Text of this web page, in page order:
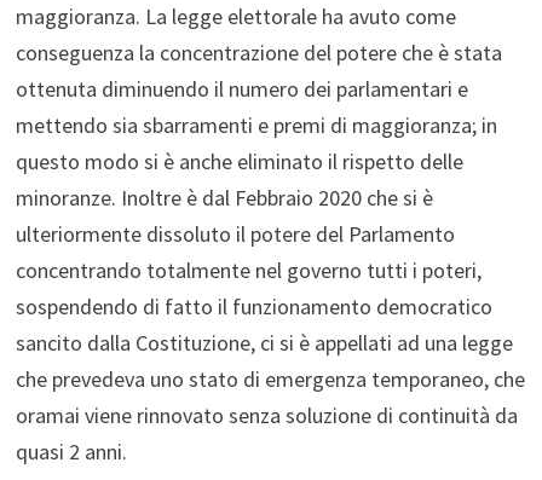
maggioranza. La legge elettorale ha avuto come
conseguenza la concentrazione del potere che è stata
ottenuta diminuendo il numero dei parlamentari e
mettendo sia sbarramenti e premi di maggioranza; in
questo modo si è anche eliminato il rispetto delle
minoranze. Inoltre è dal Febbraio 2020 che si è
ulteriormente dissoluto il potere del Parlamento
concentrando totalmente nel governo tutti i poteri,
sospendendo di fatto il funzionamento democratico
sancito dalla Costituzione, ci si è appellati ad una legge
che prevedeva uno stato di emergenza temporaneo, che
oramai viene rinnovato senza soluzione di continuità da
quasi 2 anni.